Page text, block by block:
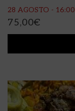
28 AGOSTO - 16:00
75,00€